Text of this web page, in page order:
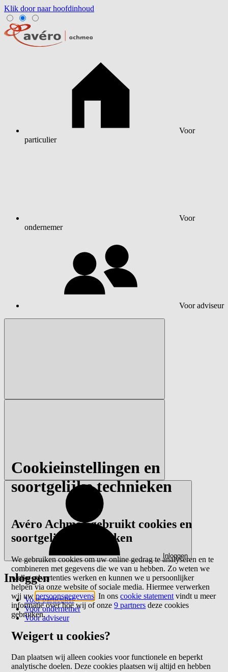
Klik door naar hoofdinhoud
Voor
particulier
Voor
ondernemer
Voor adviseur
Inloggen
Inloggen
Voor particulier
Voor ondernemer
Voor adviseur
Cookieinstellingen en
soortgelijke technieken
Avéro Achmea gebruikt cookies en
soortgelijke technieken
We gebruiken cookies om uw online gedrag te analyseren en te
combineren met gegevens die we van u hebben. Zo weten we
welke advertenties werken en kunnen we u persoonlijker
helpen via onze website of sociale media. Hiermee verwerken
wij uwpersoonsgegevens . In onscookie statement vindt u meer
informatie over hoe wij of onze9 partners deze cookies
gebruiken.
Weigert u cookies?
Dan plaatsen wij alleen cookies voor functionele en beperkt
analytische doelen. Deze cookies plaatsen wij altijd en hebben